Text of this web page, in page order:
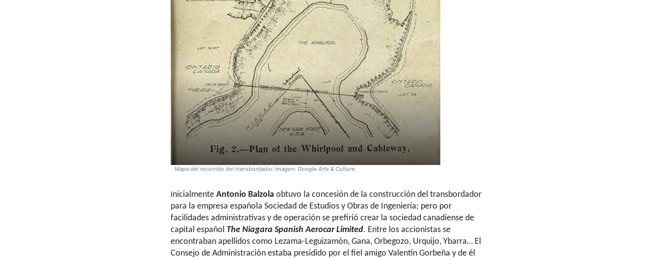
Mapa del recorrido del transbordador. Imagen: Google Arts & Culture.
nicialmente Antonio Balzola obtuvo la concesión de la construcción del transbordador
para la empresa española Sociedad de Estudios y Obras de Ingeniería; pero por
facilidades administrativas y de operación se prefirió crear la sociedad canadiense de
capital español The Niagara Spanish Aerocar Limited. Entre los accionistas se
encontraban apellidos como Lezama-Leguizamón, Gana, Orbegozo, Urquijo, Ybarra… El
Consejo de Administración estaba presidido por el fiel amigo Valentín Gorbeña y de él